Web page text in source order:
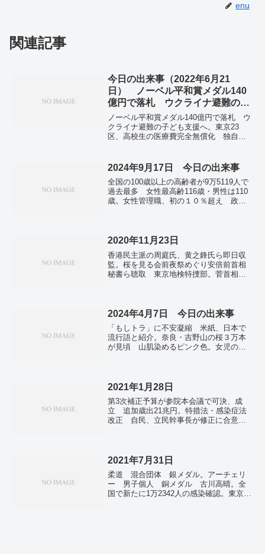
enu
関連記事
今日の出来事（2022年6月21
日） ノーベル平和賞メダル140
億円で落札 ウクライナ避難の子
ども支援へ
ノーベル平和賞メダル140億円で落札 ウ
クライナ避難の子ども支援へ。東京23
区、高校生の医療費完全無償化 独自財
中国、東シナ海で掘削機材設置 ガス田
開発、政府は抗議。参院選比例 国民民
主系2組合、立憲から候補擁立 乗り換え
のワケは。全国で新たに1万5384人感染確
認 東京は4日連続で前週上回る。
2024年9月17日 今日の出来事
全国の100歳以上の高齢者が9万5119人で
過去最多 女性最高齢116歳・男性は110
歳。女性管理職、初の１０％超え 政府
県内のボーリング調査「実施」容認 静
業、また中断 福島第１原発、映像送れ
ず。正倉院展、10月26日から奈良博で開
催 24年ぶり出展の宝物も。台風14号、
化。ロシア、攻撃にイラン製無人機を640
機以上使用 ウクライナ発表。
2020年11月23日
香港民主派の周庭氏、黄之鋒氏ら即日収
監。桜を見る会前夜祭めぐり安倍前首相
秘書ら聴取 東京地検特捜部。菅首相、
氏、バイデン氏への政権移行を容認 訴
2024年4月7日 今日の出来事
「もしトラ」に不安凝縮 米紙、日本で
流行語と紹介。奈良・吉野山の桜３万本
が見頃 山肌染めるピンク色。女児の成
内旅行 新型コロナ前より増加。
2021年1月28日
第3次補正予算が参院本会議で可決、成
立 追加歳出21兆円。特措法・感染症法
改正 自民、立民幹事長が修正に合意
異ウイルス 埼玉県の男女3人感染。
2021年7月31日
柔道 混合団体 銀メダル。アーチェリ
ー 男子個人 銅メダル 古川高晴。全
国で新たに1万2342人の感染確認。東京で